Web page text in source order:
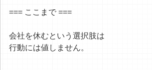
=== ここまで ===
会社を休むという選択肢は
行動には値しません。